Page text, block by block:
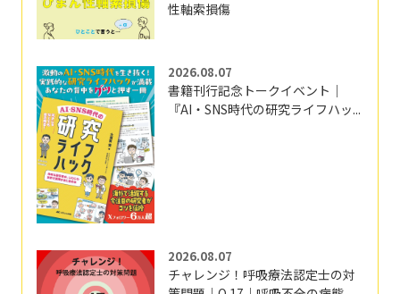
性軸索損傷
2026.08.07
書籍刊行記念トークイベント｜
『AI・SNS時代の研究ライフハッ...
2026.08.07
チャレンジ！呼吸療法認定士の対